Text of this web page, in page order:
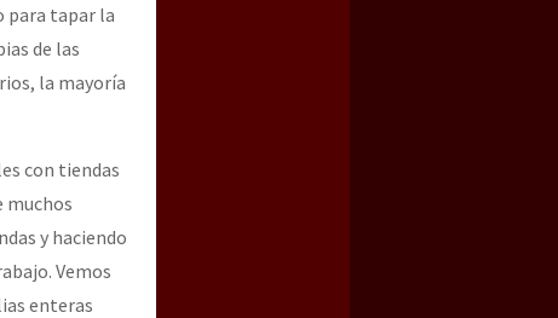
para tapar la
de las
la mayoría
con tiendas
muchos
y haciendo
Vemos
enteras